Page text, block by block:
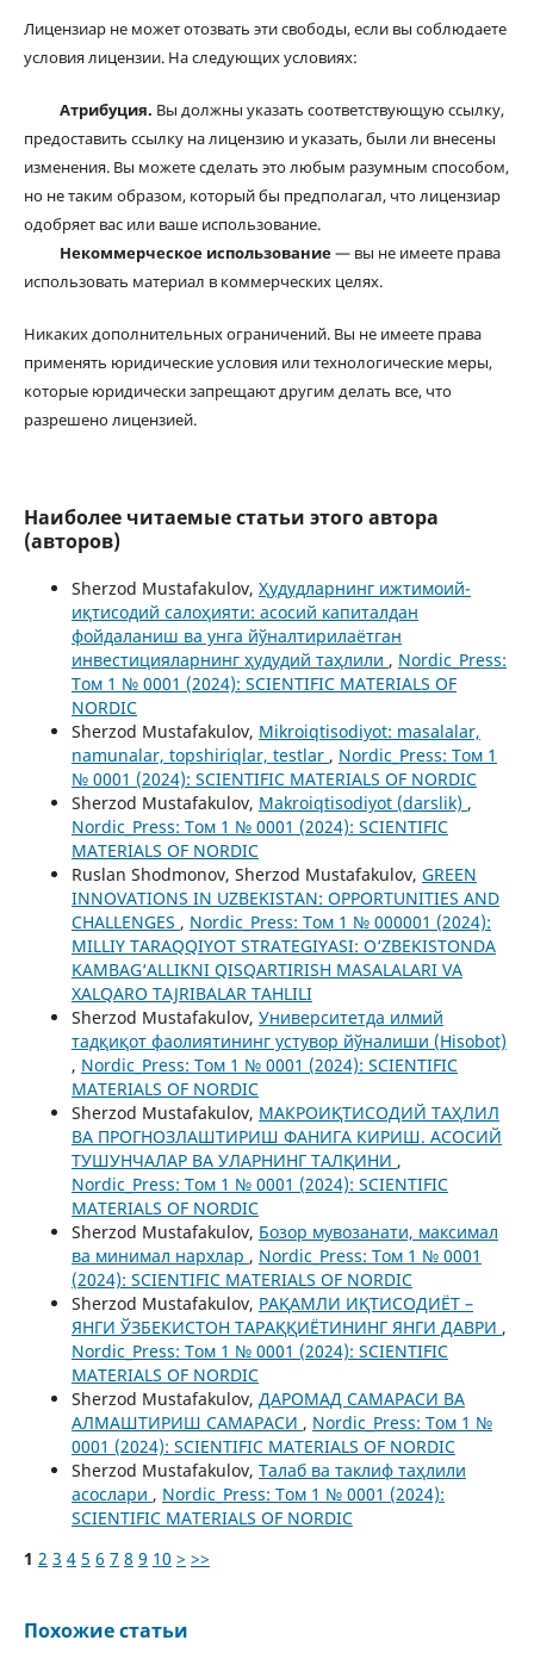
Лицензиар не может отозвать эти свободы, если вы соблюдаете
условия лицензии. На следующих условиях:
Атрибуция. Вы должны указать соответствующую ссылку,
предоставить ссылку на лицензию и указать, были ли внесены
изменения. Вы можете сделать это любым разумным способом,
но не таким образом, который бы предполагал, что лицензиар
одобряет вас или ваше использование.
Некоммерческое использование— вы не имеете права
использовать материал в коммерческих целях.
Никаких дополнительных ограничений. Вы не имеете права
применять юридические условия или технологические меры,
которые юридически запрещают другим делать все, что
разрешено лицензией.
Наиболее читаемые статьи этого автора
(авторов)
Sherzod Mustafakulov, Ҳудудларнинг ижтимоий-
иқтисодий салоҳияти: асосий капиталдан
фойдаланиш ва унга йўналтирилаётган
инвестицияларнинг ҳудудий таҳлили , Nordic_Press:
Том 1 № 0001 (2024): SCIENTIFIC MATERIALS OF
NORDIC
Sherzod Mustafakulov, Mikroiqtisodiyot: masalalar,
namunalar, topshiriqlar, testlar , Nordic_Press: Том 1
№ 0001 (2024): SCIENTIFIC MATERIALS OF NORDIC
Sherzod Mustafakulov, Makroiqtisodiyot (darslik) ,
Nordic_Press: Том 1 № 0001 (2024): SCIENTIFIC
MATERIALS OF NORDIC
Ruslan Shodmonov, Sherzod Mustafakulov, GREEN
INNOVATIONS IN UZBEKISTAN: OPPORTUNITIES AND
CHALLENGES , Nordic_Press: Том 1 № 000001 (2024):
MILLIY TARAQQIYOT STRATEGIYASI: O‘ZBEKISTONDA
KAMBAG‘ALLIKNI QISQARTIRISH MASALALARI VA
XALQARO TAJRIBALAR TAHLILI
Sherzod Mustafakulov, Университетда илмий
тадқиқот фаолиятининг устувор йўналиши (Hisobot)
, Nordic_Press: Том 1 № 0001 (2024): SCIENTIFIC
MATERIALS OF NORDIC
Sherzod Mustafakulov, МАКРОИҚТИСОДИЙ ТАҲЛИЛ
ВА ПРОГНОЗЛАШТИРИШ ФАНИГА КИРИШ. АСОСИЙ
ТУШУНЧАЛАР ВА УЛАРНИНГ ТАЛҚИНИ ,
Nordic_Press: Том 1 № 0001 (2024): SCIENTIFIC
MATERIALS OF NORDIC
Sherzod Mustafakulov, Бозор мувозанати, максимал
ва минимал нархлар , Nordic_Press: Том 1 № 0001
(2024): SCIENTIFIC MATERIALS OF NORDIC
Sherzod Mustafakulov, РАҚАМЛИ ИҚТИСОДИЁТ –
ЯНГИ ЎЗБЕКИСТОН ТАРАҚҚИЁТИНИНГ ЯНГИ ДАВРИ ,
Nordic_Press: Том 1 № 0001 (2024): SCIENTIFIC
MATERIALS OF NORDIC
Sherzod Mustafakulov, ДАРОМАД САМАРАСИ ВА
АЛМАШТИРИШ САМАРАСИ , Nordic_Press: Том 1 №
0001 (2024): SCIENTIFIC MATERIALS OF NORDIC
Sherzod Mustafakulov, Талаб ва таклиф таҳлили
асослари , Nordic_Press: Том 1 № 0001 (2024):
SCIENTIFIC MATERIALS OF NORDIC
1 2 3 4 5 6 7 8 9 10 > >>
Похожие статьи